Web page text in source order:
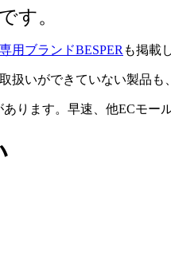
です。
用ブランドBESPER も掲載
扱いができていない製品
ります。早速、他ECモー